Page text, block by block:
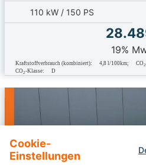
110 kW / 150 PS
19%
Kraftstoffverbrauch (kombiniert): 4,8 l/100km; CO2
CO2-Klasse: D
Cookie-
Einstellungen